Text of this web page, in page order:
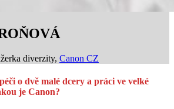
diverzity, Canon CZ
o dvě malé dcery a práci ve velké
je Canon?